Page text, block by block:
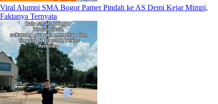
Viral Alumni SMA Bogor Pamer Pindah ke AS Demi Kejar Mimpi,
Faktanya Ternyata